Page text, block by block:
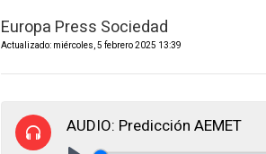
Europa Press Sociedad
Actualizado: miércoles, 5 febrero 2025 13:39
AUDIO: Predicción AEMET